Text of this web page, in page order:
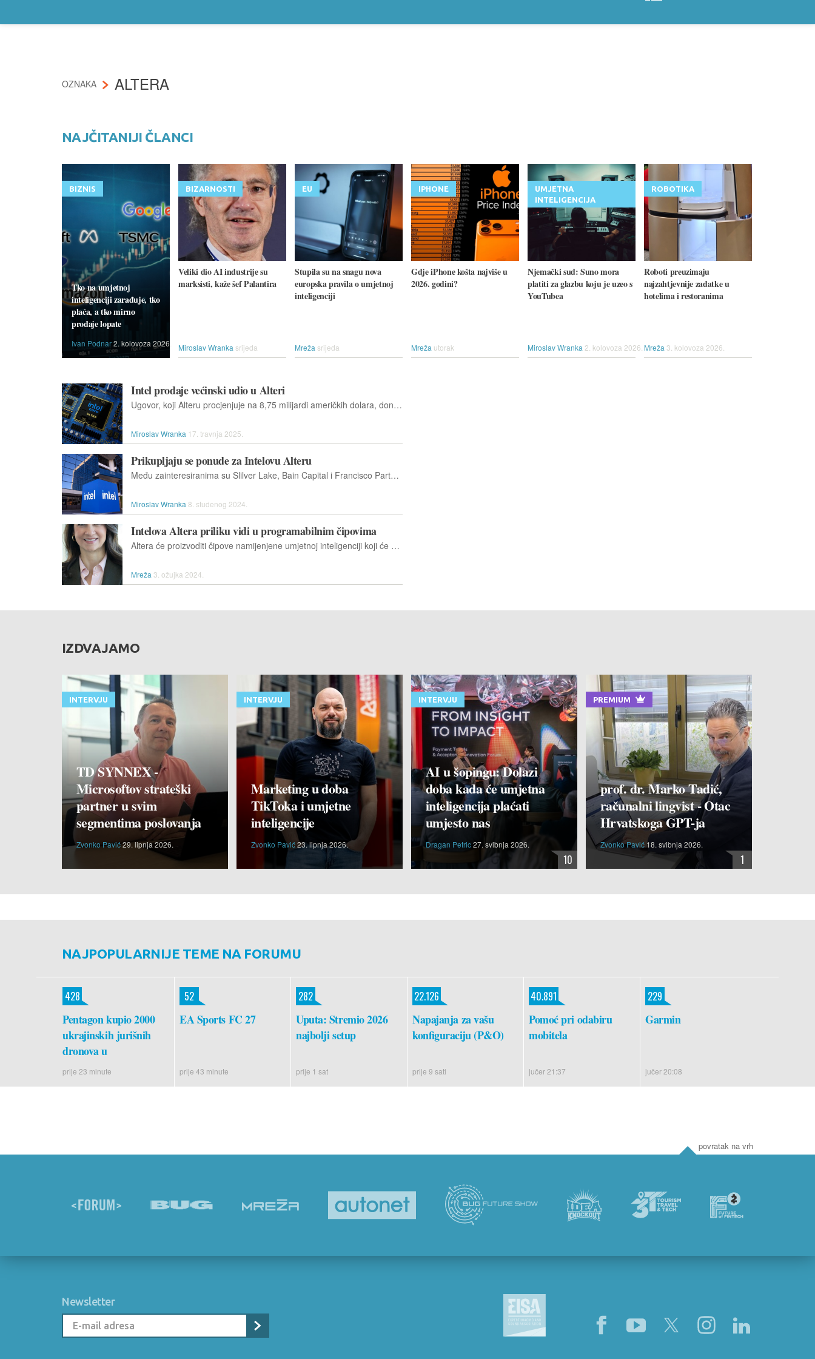
OZNAKA ALTERA
NAJČITANIJI ČLANCI
BIZNIS
Tko na umjetnoj
inteligenciji zarađuje, tko
plaća, a tko mirno
prodaje lopate
Ivan Podnar2. kolovoza 2026.
BIZARNOSTI
Veliki dio AI industrije su
marksisti, kaže šef Palantira
Miroslav Wranka srijeda
EU
Stupila su na snagu nova
europska pravila o umjetnoj
inteligenciji
Mreža srijeda
IPHONE
Gdje iPhone košta najviše u
2026. godini?
Mreža utorak
UMJETNA
INTELIGENCIJA
Njemački sud: Suno mora
platiti za glazbu koju je uzeo s
YouTubea
Miroslav Wranka 2. kolovoza 2026.
ROBOTIKA
Roboti preuzimaju
najzahtjevnije zadatke u
hotelima i restoranima
Mreža 3. kolovoza 2026.
Intel prodaje većinski udio u Alteri
Ugovor, koji Alteru procjenjuje na 8,75 milijardi američkih dolara, donijet će 4,46 mlrd. USD gotovine po zaključenju u drugoj polovici ove godine.
Miroslav Wranka 17. travnja 2025.
Prikupljaju se ponude za Intelovu Alteru
Među zainteresiranima su Slilver Lake, Bain Capital i Francisco Partners. Prodaja manjinskog udjela bi mogla biti okončana već početkom iduće godine.
Miroslav Wranka 8. studenog 2024.
Intelova Altera priliku vidi u programabilnim čipovima
Altera će proizvoditi čipove namijenjene umjetnoj inteligenciji koji će konkurirati Nvidiji.
Mreža 3. ožujka 2024.
IZDVAJAMO
INTERVJU
TD SYNNEX -
Microsoftov strateški
partner u svim
segmentima poslovanja
Zvonko Pavić29. lipnja 2026.
INTERVJU
Marketing u doba
TikToka i umjetne
inteligencije
Zvonko Pavić23. lipnja 2026.
INTERVJU
AI u šopingu: Dolazi
doba kada će umjetna
inteligencija plaćati
umjesto nas
Dragan Petric27. svibnja 2026.
10
PREMIUM
prof. dr. Marko Tadić,
računalni lingvist - Otac
Hrvatskoga GPT-ja
Zvonko Pavić 18. svibnja 2026.
1
NAJPOPULARNIJE TEME NA FORUMU
Pentagon kupio 2000
ukrajinskih jurišnih
dronova u
prije 23 minute
428
EA Sports FC 27
prije 43 minute
52
Uputa: Stremio 2026
najbolji setup
prije 1 sat
282
Napajanja za vašu
konfiguraciju (P&O)
prije 9 sati
22.126
Pomoć pri odabiru
mobitela
jučer 21:37
40.891
Garmin
jučer 20:08
229
povratak na vrh
Newsletter